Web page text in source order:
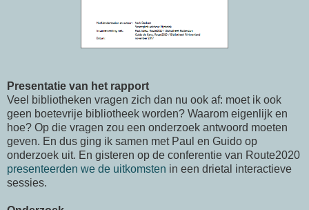
Presentatie van het rapport
Veel bibliotheken vragen zich dan nu ook af: moet ik ook
geen boetevrije bibliotheek worden? Waarom eigenlijk en
hoe? Op die vragen zou een onderzoek antwoord moeten
geven. En dus ging ik samen met Paul en Guido op
onderzoek uit. En gisteren op de conferentie van Route2020
presenteerden we de uitkomsten in een drietal interactieve
sessies.